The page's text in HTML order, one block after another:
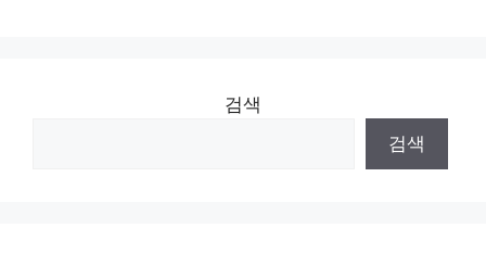
센스있는 선물, 지금 만나보세요! 인기 상품
검색
검색